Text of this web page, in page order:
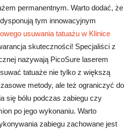
permanentnym. Warto dodać, że
tym innowacyjnym
usuwania tatuażu w Klinice
skuteczności! Specjaliści z
nazywają PicoSure laserem
tatuaże nie tylko z większą
metody, ale też ograniczyć do
się bólu podczas zabiegu czy
po jego wykonaniu. Warto
zabiegu zachowane jest